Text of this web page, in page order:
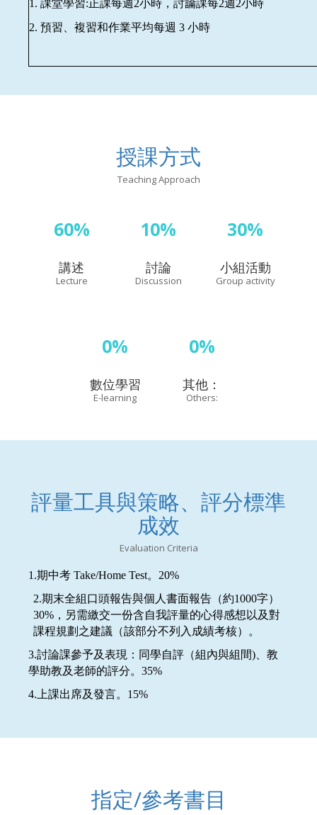
1. 課堂學習:正課每週2小時，討論課每2週2小時
2. 預習、複習和作業平均每週 3 小時
授課方式
Teaching Approach
60%
講述
Lecture
10%
討論
Discussion
30%
小組活動
Group activity
0%
數位學習
E-learning
0%
其他：
Others:
評量工具與策略、評分標準
成效
Evaluation Criteria
1.期中考 Take/Home Test。20%
2.期末全組口頭報告與個人書面報告（約1000字）
30%，另需繳交一份含自我評量的心得感想以及對
課程規劃之建議（該部分不列入成績考核）。
3.討論課參予及表現：同學自評（組內與組間)、教
學助教及老師的評分。35%
4. 上課出席及發言。15%
指定/參考書目